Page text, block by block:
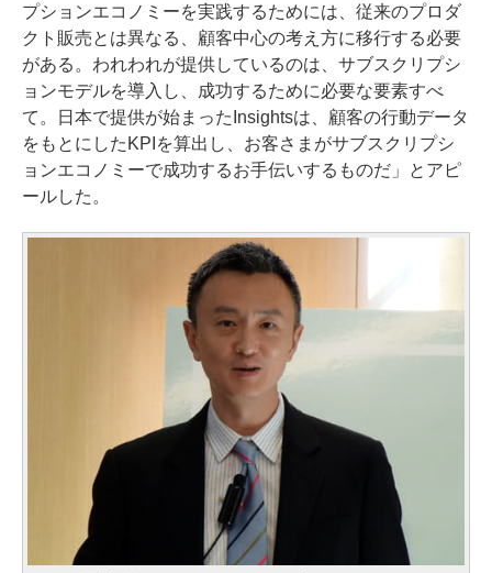
プションエコノミーを実践するためには、従来のプロダ
クト販売とは異なる、顧客中心の考え方に移行する必要
がある。われわれが提供しているのは、サブスクリプシ
ョンモデルを導入し、成功するために必要な要素すべ
て。日本で提供が始まったInsightsは、顧客の行動データ
をもとにしたKPIを算出し、お客さまがサブスクリプシ
ョンエコノミーで成功するお手伝いするものだ」とアピ
ールした。